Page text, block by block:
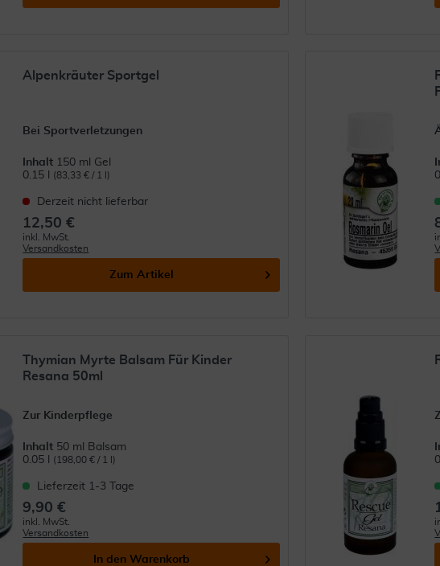
Alpenkräuter Sportgel
Bei Sportverletzungen
Inhalt 150 ml Gel
0.15 l
(83,33 € / 1 l)
Derzeit nicht lieferbar
12,50 €
inkl. MwSt.
Versandkosten
Zum Artikel
Thymian Myrte Balsam Für Kinder
Resana 50ml
Zur Kinderpflege
Inhalt 50 ml Balsam
0.05 l
(198,00 € / 1 l)
Lieferzeit 1-3 Tage
9,90 €
inkl. MwSt.
Versandkosten
In den Warenkorb